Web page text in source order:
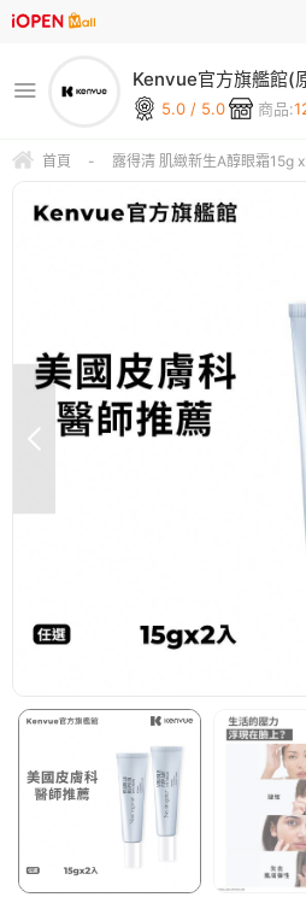
Kenvue官方旗艦館(
｜李施德霖/艾惟諾/
5.0 / 5.0 商品:
首頁 - 露得清 肌緻新生A醇眼霜15g